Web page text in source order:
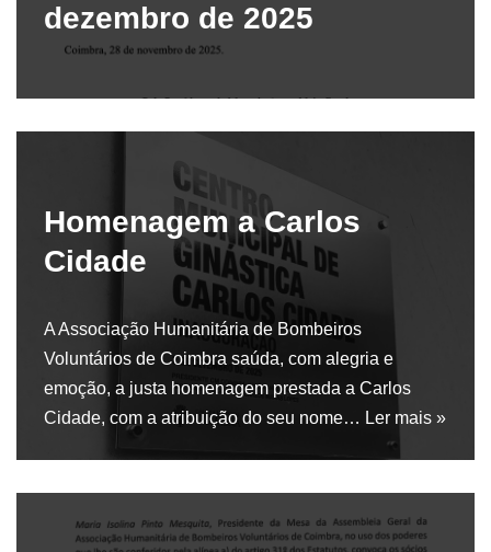
dezembro de 2025
Homenagem a Carlos
Cidade
A Associação Humanitária de Bombeiros
Voluntários de Coimbra saúda, com alegria e
emoção, a justa homenagem prestada a Carlos
Cidade, com a atribuição do seu nome… Ler mais »